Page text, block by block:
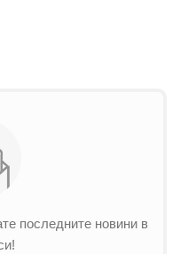
последните новини в